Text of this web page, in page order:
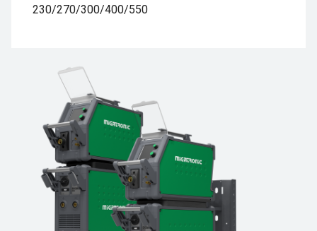
230/270/300/400/550